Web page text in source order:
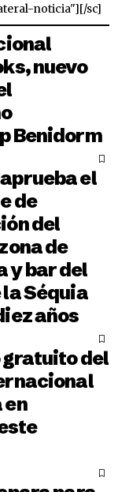
noticia"][/sc]
nuevo
Benidorm
el
de
del
de
y bar del
Séquia
años
del
en